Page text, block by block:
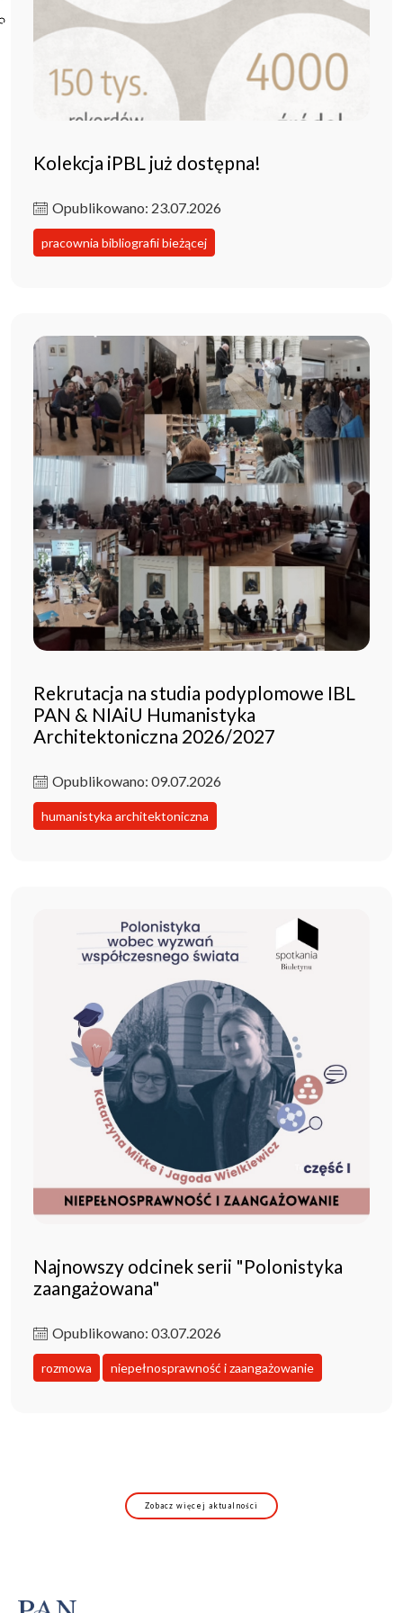
Poczta ibl.waw.pl
Kontakt
Kolekcja iPBL już dostępna!
Opublikowano: 23.07.2026
pracownia bibliografii bieżącej
Rekrutacja na studia podyplomowe IBL
PAN & NIAiU Humanistyka
Architektoniczna 2026/2027
Opublikowano: 09.07.2026
humanistyka architektoniczna
Najnowszy odcinek serii "Polonistyka
zaangażowana"
Opublikowano: 03.07.2026
rozmowa niepełnosprawność i zaangażowanie
Zobacz więcej aktualności